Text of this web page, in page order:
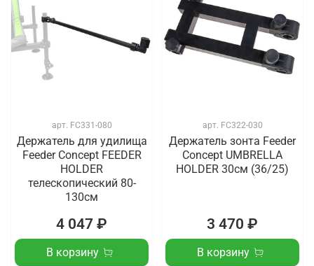
арт. FC331-080
Держатель для удилища
Feeder Concept FEEDER
HOLDER
телескопический 80-
130см
4 047 ₽
В корзину
арт. FC322-030
Держатель зонта Feeder
Concept UMBRELLA
HOLDER 30см (36/25)
3 470 ₽
В корзину